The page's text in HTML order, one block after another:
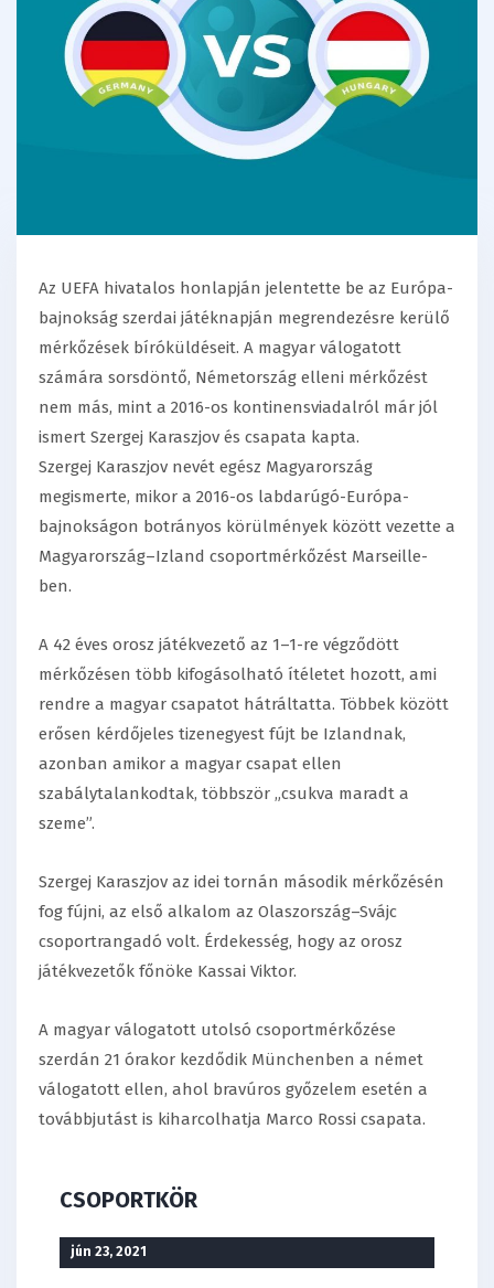
Az UEFA hivatalos honlapján jelentette be az Európa-
bajnokság szerdai játéknapján megrendezésre kerülő
mérkőzések bíróküldéseit. A magyar válogatott
számára sorsdöntő, Németország elleni mérkőzést
nem más, mint a 2016-os kontinensviadalról már jól
ismert Szergej Karaszjov és csapata kapta.
Szergej Karaszjov nevét egész Magyarország
megismerte, mikor a 2016-os labdarúgó-Európa-
bajnokságon botrányos körülmények között vezette a
Magyarország–Izland csoportmérkőzést Marseille-
ben.
A 42 éves orosz játékvezető az 1–1-re végződött
mérkőzésen több kifogásolható ítéletet hozott, ami
rendre a magyar csapatot hátráltatta. Többek között
erősen kérdőjeles tizenegyest fújt be Izlandnak,
azonban amikor a magyar csapat ellen
szabálytalankodtak, többször „csukva maradt a
szeme”.
Szergej Karaszjov az idei tornán második mérkőzésén
fog fújni, az első alkalom az Olaszország–Svájc
csoportrangadó volt. Érdekesség, hogy az orosz
játékvezetők főnöke Kassai Viktor.
A magyar válogatott utolsó csoportmérkőzése
szerdán 21 órakor kezdődik Münchenben a német
válogatott ellen, ahol bravúros győzelem esetén a
továbbjutást is kiharcolhatja Marco Rossi csapata.
CSOPORTKÖR
jún 23, 2021